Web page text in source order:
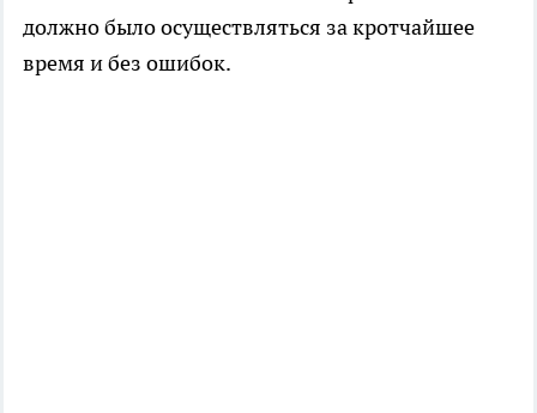
должно было осуществляться за кротчайшее
время и без ошибок.